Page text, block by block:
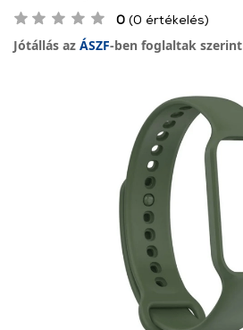
0 (0 értékelés)
Jótállás az ÁSZF-ben foglaltak szerint